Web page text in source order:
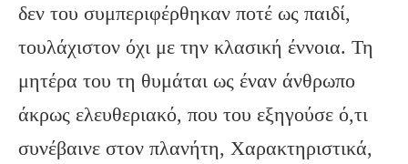
δεν του συμπεριφέρθηκαν ποτέ ως παιδί,
τουλάχιστον όχι με την κλασική έννοια. Τη
μητέρα του τη θυμάται ως έναν άνθρωπο
άκρως ελευθεριακό, που του εξηγούσε ό,τι
συνέβαινε στον πλανήτη, Χαρακτηριστικά,